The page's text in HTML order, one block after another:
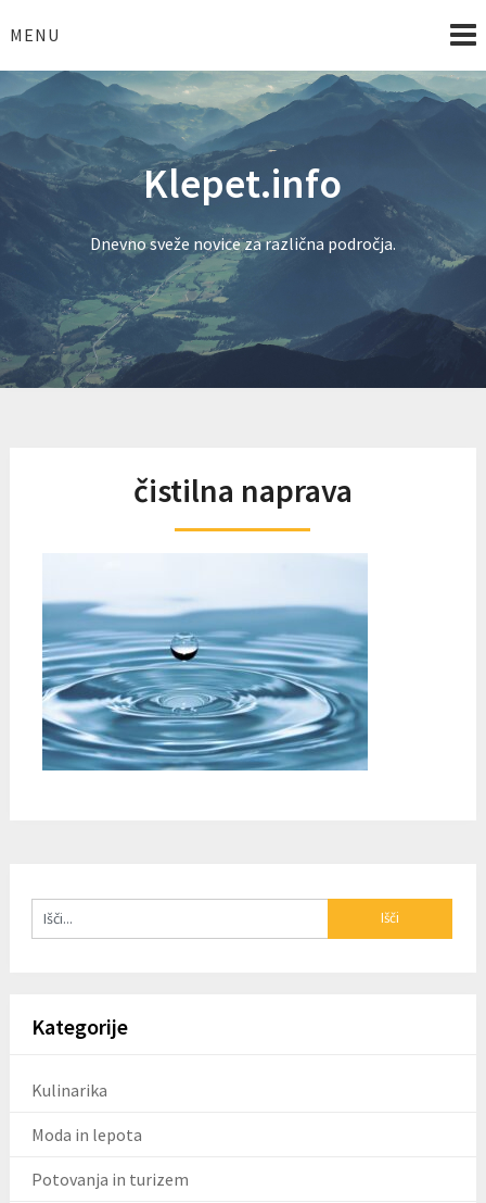
toMENU
Klepet.info
Dnevno sveže novice za različna področja.
čistilna naprava
Kategorije
Kulinarika
Moda in lepota
Potovanja in turizem